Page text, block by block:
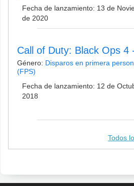
Fecha de lanzamiento: 13 de
de 2020
Call of Duty: Black Ops 4
Género: Disparos en primera
(FPS)
Fecha de lanzamiento: 12 de
2018
Todos